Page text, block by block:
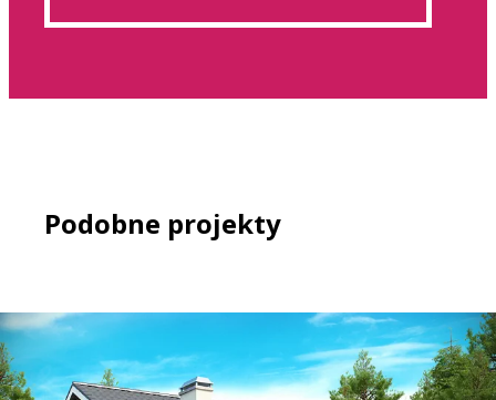
Podobne projekty